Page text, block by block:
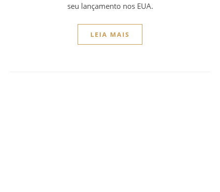
seu lançamento nos EUA.
LEIA MAIS